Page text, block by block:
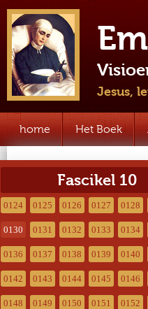
Jesus,
home Het Boek
Fascikel 10
0124 0125 0126 0127 0128
0130 0131 0132 0133 0134
0136 0137 0138 0139 0140
0142 0143 0144 0145 0146
0148 0149 0150 0151 0152